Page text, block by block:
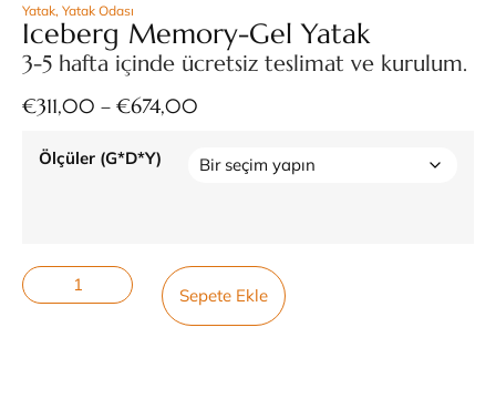
Yatak, Yatak Odası
Iceberg Memory-Gel Yatak
3-5 hafta içinde ücretsiz teslimat ve kurulum.
€311,00 – €674,00
Ölçüler (G*D*Y)
Sepete Ekle